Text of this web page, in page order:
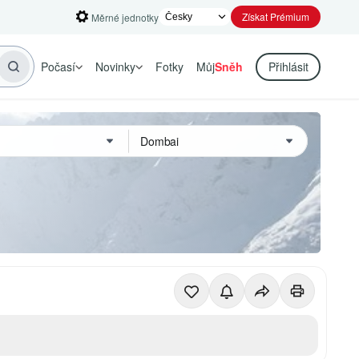
Měrné jednotky Získat Prémium
Počasí Novinky Fotky MůjSněh Přihlásit